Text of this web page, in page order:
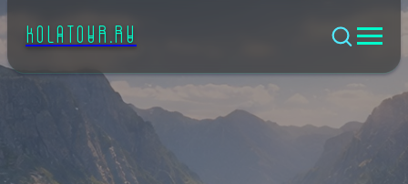
KOLATOUR.RU